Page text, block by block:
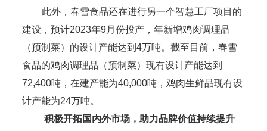
此外，春雪食品还在进行另一个智慧工厂项目的
建设，预计2023年9月份投产，年新增鸡肉调理品
（预制菜）的设计产能达到4万吨。截至目前，春雪
食品的鸡肉调理品（预制菜）现有设计产能达到
72,400吨，在建产能为40,000吨，鸡肉生鲜品现有设
计产能为24万吨。
积极开拓国内外市场，助力品牌价值持续提升